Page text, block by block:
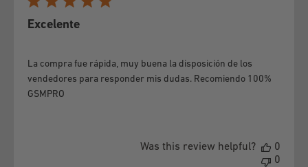
corresponding repairs or tests are carried out. GSMPRO will
inform the consumer of the failure report within a maximum
Without this report, the equipment cannot be replaced or
reimbursed.
To make the Guarantee Policy effective, it will be necessary to
present the Equipment in GSMPRO, together with the invoice
Excelente
La compra fue rápida, muy buena la disposición de los
vendedores para responder mis dudas. Recomiendo 100%
GSMPRO
Was this review helpful?
0
0